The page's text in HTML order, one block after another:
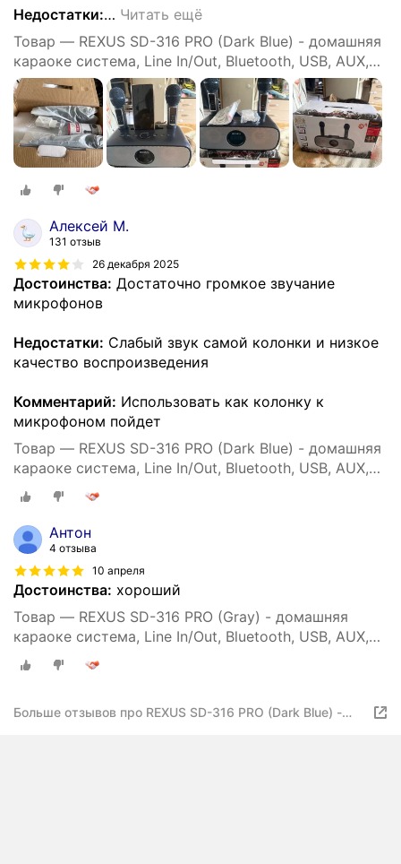
Недостатки:… Читать ещё
Товар — REXUS SD-316 PRO (Dark Blue) - домашняя
караоке система, Line In/Out, Bluetooth, USB, AUX,
аплодиcменты
Алексей М.
131 отзыв
26 декабря 2025
Достоинства: Достаточно громкое звучание
микрофонов
Недостатки: Слабый звук самой колонки и низкое
качество воспроизведения
Комментарий: Использовать как колонку к
микрофоном пойдет
Товар — REXUS SD-316 PRO (Dark Blue) - домашняя
караоке система, Line In/Out, Bluetooth, USB, AUX,
аплодиcменты
Антон
4 отзыва
10 апреля
Достоинства: хороший
Товар — REXUS SD-316 PRO (Gray) - домашняя
караоке система, Line In/Out, Bluetooth, USB, AUX,
аплодиcменты
Больше отзывов про REXUS SD-316 PRO (Dark Blue) -